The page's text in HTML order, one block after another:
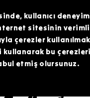
GEÇEBİLİRSİNİZ.
SUNMAK İÇİN BURADAYIZ!
kullanıcı
sitesinin verimli
çerezler
bu
etmiş olursunuz.